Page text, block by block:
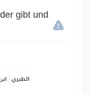
gibt und
الطبري